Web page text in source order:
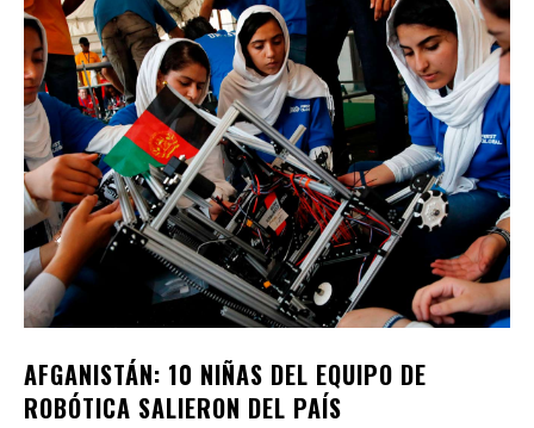
AFGANISTÁN: 10 NIÑAS DEL EQUIPO DE
ROBÓTICA SALIERON DEL PAÍS